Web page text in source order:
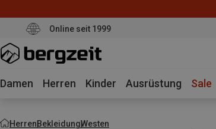
Online seit 1999
Damen Herren Kinder Ausrüstung Sale
HerrenBekleidungWesten